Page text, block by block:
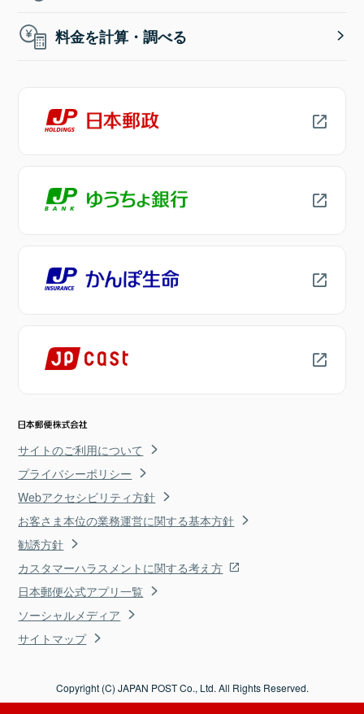
料金を計算・調べる
サイトのご利用について
プライバシーポリシー
Webアクセシビリティ方針
お客さま本位の業務運営に関する基本方針
勧誘方針
カスタマーハラスメントに関する考え方
日本郵便公式アプリ一覧
ソーシャルメディア
サイトマップ
Copyright (C) JAPAN POST Co., Ltd. All Rights Reserved.